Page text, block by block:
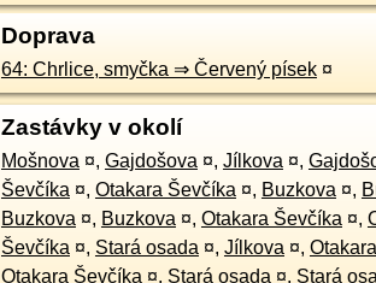
Doprava
64: Chrlice, smyčka ⇒ Červený písek ¤
Zastávky v okolí
Mošnova ¤, Gajdošova ¤, Jílkova ¤,
Ševčíka ¤, Otakara Ševčíka ¤, Buzkova ¤,
Buzkova ¤, Buzkova ¤, Otakara Ševčíka ¤,
Ševčíka ¤, Stará osada ¤, Jílkova ¤,
Otakara Ševčíka ¤, Stará osada ¤, Stará